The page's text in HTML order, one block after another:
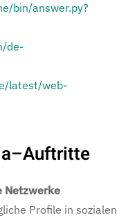
bin/answer.py?
de-
latest/web-
Netzwerke
Profile in sozialen